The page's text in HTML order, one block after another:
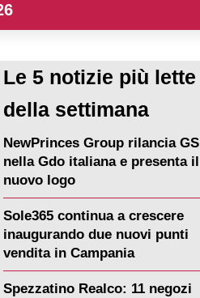
Le 5 notizie più lette
della settimana
NewPrinces Group rilancia GS
nella Gdo italiana e presenta il
nuovo logo
Sole365 continua a crescere
inaugurando due nuovi punti
vendita in Campania
Spezzatino Realco: 11 negozi